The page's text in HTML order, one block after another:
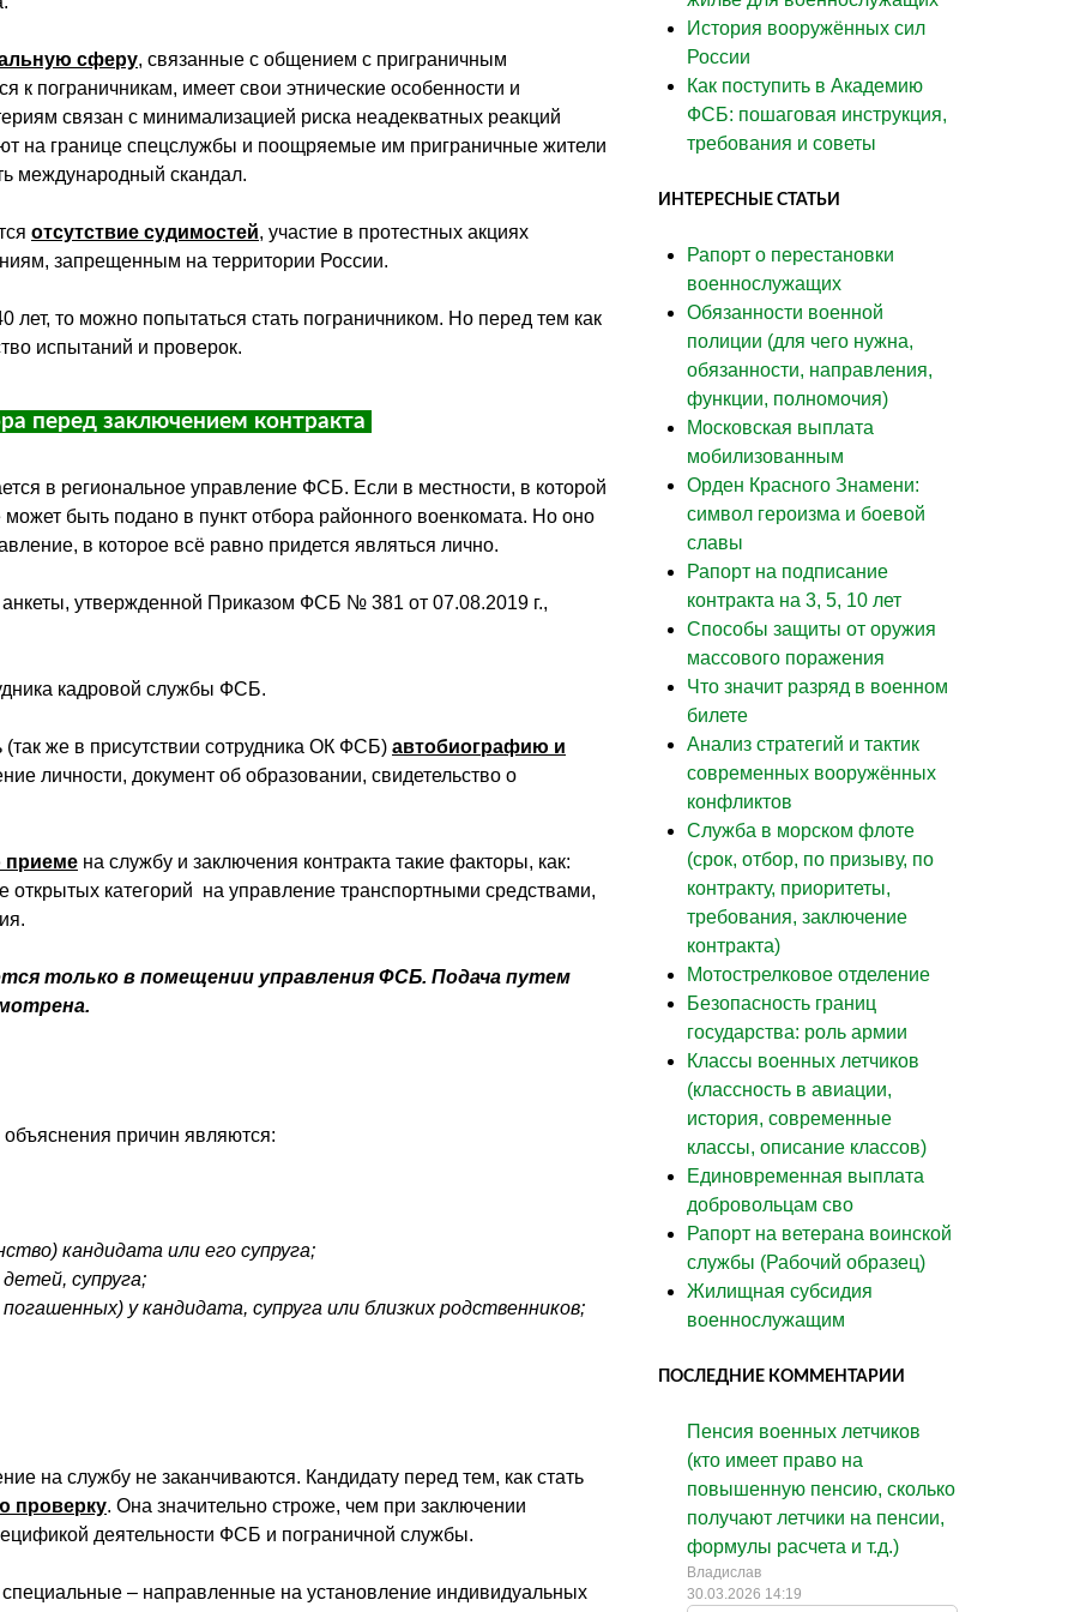
сферу, связанные с общением с приграничным
к пограничникам, имеет свои этнические особенности и
связан с минимализацией риска неадекватных реакций
на границе спецслужбы и поощряемые им приграничные жители
международный скандал.
отсутствие судимостей, участие в протестных акциях
запрещенным на территории России.
лет, то можно попытаться стать пограничником. Но перед тем как
испытаний и проверок.
перед заключением контракта
в региональное управление ФСБ. Если в местности, в которой
быть подано в пункт отбора районного военкомата. Но оно
в которое всё равно придется являться лично.
утвержденной Приказом ФСБ № 381 от 07.08.2019 г.,
кадровой службы ФСБ.
(так же в присутствии сотрудника ОК ФСБ) автобиографию и
личности, документ об образовании, свидетельство о
приеме на службу и заключения контракта такие факторы, как:
открытых категорий на управление транспортными средствами,
только в помещении управления ФСБ. Подача путем
причин являются:
кандидата или его супруга;
супруга;
у кандидата, супруга или близких родственников;
на службу не заканчиваются. Кандидату перед тем, как стать
проверку. Она значительно строже, чем при заключении
деятельности ФСБ и пограничной службы.
– направленные на установление индивидуальных
История вооружённых сил
России
Как поступить в Академию
ФСБ: пошаговая инструкция,
требования и советы
ИНТЕРЕСНЫЕ СТАТЬИ
Рапорт о перестановки
военнослужащих
Обязанности военной
полиции (для чего нужна,
обязанности, направления,
функции, полномочия)
Московская выплата
мобилизованным
Орден Красного Знамени:
символ героизма и боевой
славы
Рапорт на подписание
контракта на 3, 5, 10 лет
Способы защиты от оружия
массового поражения
Что значит разряд в военном
билете
Анализ стратегий и тактик
современных вооружённых
конфликтов
Служба в морском флоте
(срок, отбор, по призыву, по
контракту, приоритеты,
требования, заключение
контракта)
Мотострелковое отделение
Безопасность границ
государства: роль армии
Классы военных летчиков
(классность в авиации,
история, современные
классы, описание классов)
Единовременная выплата
добровольцам сво
Рапорт на ветерана воинской
службы (Рабочий образец)
Жилищная субсидия
военнослужащим
ПОСЛЕДНИЕ КОММЕНТАРИИ
Пенсия военных летчиков
(кто имеет право на
повышенную пенсию, сколько
получают летчики на пенсии,
формулы расчета и т.д.)
Владислав
30.03.2026 14:19